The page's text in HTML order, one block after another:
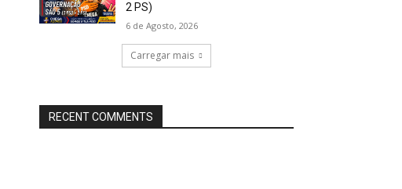
2 PS)
6 de Agosto, 2026
Carregar mais
RECENT COMMENTS